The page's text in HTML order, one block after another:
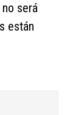
será
están